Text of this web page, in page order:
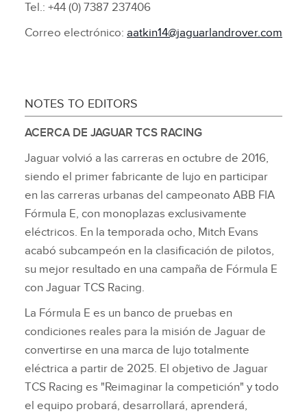
Tel.: +44 (0) 7387 237406
Correo electrónico: aatkin14@jaguarlandrover.com
NOTES TO EDITORS
ACERCA DE JAGUAR TCS RACING
Jaguar volvió a las carreras en octubre de 2016,
siendo el primer fabricante de lujo en participar
en las carreras urbanas del campeonato ABB FIA
Fórmula E, con monoplazas exclusivamente
eléctricos. En la temporada ocho, Mitch Evans
acabó subcampeón en la clasificación de pilotos,
su mejor resultado en una campaña de Fórmula E
con Jaguar TCS Racing.
La Fórmula E es un banco de pruebas en
condiciones reales para la misión de Jaguar de
convertirse en una marca de lujo totalmente
eléctrica a partir de 2025. El objetivo de Jaguar
TCS Racing es "Reimaginar la competición" y todo
el equipo probará, desarrollará, aprenderá,